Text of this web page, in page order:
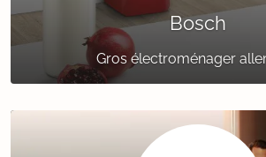
Bosch
Gros électroménager